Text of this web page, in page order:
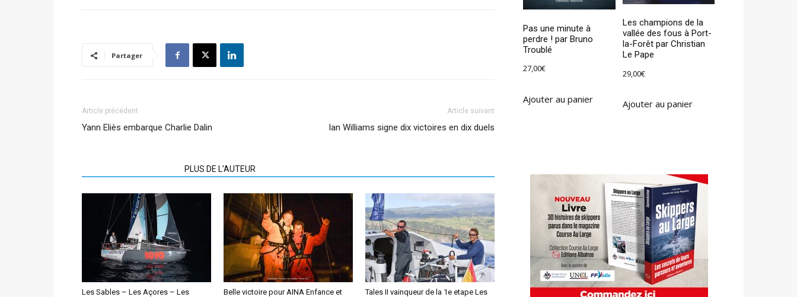
Partager
Article précédent
Yann Eliès embarque Charlie Dalin
Article suivant
Ian Williams signe dix victoires en dix duels
PLUS DE L'AUTEUR
Les Sables – Les Açores – Les
Belle victoire pour AINA Enfance et
Tales II vainqueur de la 1e etape Les
Pas une minute à
perdre ! par Bruno
Troublé
27,00€
Ajouter au panier
Les champions de la
vallée des fous à Port-
la-Forêt par Christian
Le Pape
29,00€
Ajouter au panier